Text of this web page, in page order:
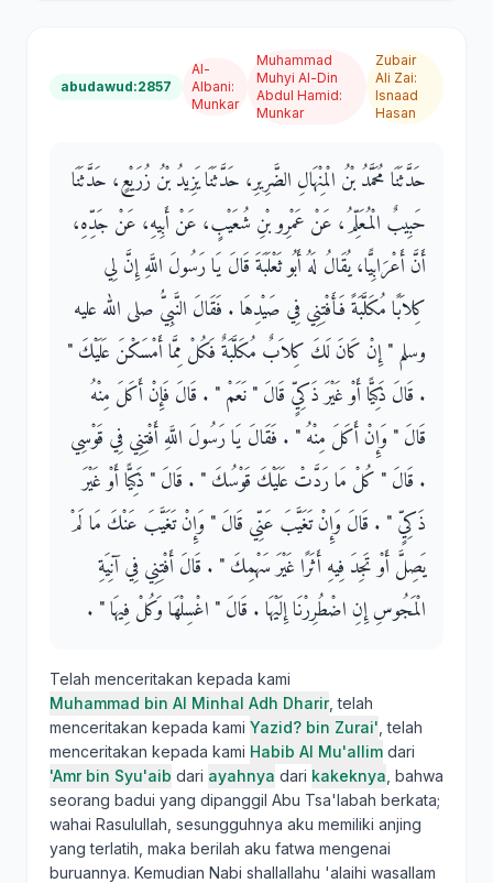
abudawud:2857
Al-
Albani:
Munkar
Muhammad
Muhyi Al-Din
Abdul Hamid:
Munkar
Zubair
Ali Zai:
Isnaad
Hasan
حَدَّثَنَا مُحَمَّدُ بْنُ الْمِنْهَالِ الضَّرِيرِ، حَدَّثَنَا يَزِيدُ بْنُ زُرَيْعٍ، حَدَّثَنَا
حَبِيبٌ الْمُعَلِّمُ، عَنْ عَمْرِو بْنِ شُعَيْبٍ، عَنْ أَبِيهِ، عَنْ جَدِّهِ،
أَنَّ أَعْرَابِيًّا، يُقَالُ لَهُ أَبُو ثَعْلَبَةَ قَالَ يَا رَسُولَ اللَّهِ إِنَّ لِي
كِلاَبًا مُكَلَّبَةً فَأَفْتِنِي فِي صَيْدِهَا ‏.‏ فَقَالَ النَّبِيُّ صلى الله عليه
وسلم ‏"‏ إِنْ كَانَ لَكَ كِلاَبٌ مُكَلَّبَةٌ فَكُلْ مِمَّا أَمْسَكْنَ عَلَيْكَ ‏"‏
‏.‏ قَالَ ذَكِيًّا أَوْ غَيْرَ ذَكِيٍّ قَالَ ‏"‏ نَعَمْ ‏"‏ ‏.‏ قَالَ فَإِنْ أَكَلَ مِنْهُ
قَالَ ‏"‏ وَإِنْ أَكَلَ مِنْهُ ‏"‏ ‏.‏ فَقَالَ يَا رَسُولَ اللَّهِ أَفْتِنِي فِي قَوْسِي
‏.‏ قَالَ ‏"‏ كُلْ مَا رَدَّتْ عَلَيْكَ قَوْسُكَ ‏"‏ ‏.‏ قَالَ ‏"‏ ذَكِيًّا أَوْ غَيْرَ
ذَكِيٍّ ‏"‏ ‏.‏ قَالَ وَإِنْ تَغَيَّبَ عَنِّي قَالَ ‏"‏ وَإِنْ تَغَيَّبَ عَنْكَ مَا لَمْ
يَصِلَّ أَوْ تَجِدَ فِيهِ أَثَرًا غَيْرَ سَهْمِكَ ‏"‏ ‏.‏ قَالَ أَفْتِنِي فِي آنِيَةِ
الْمَجُوسِ إِنِ اضْطُرِرْنَا إِلَيْهَا ‏.‏ قَالَ ‏"‏ اغْسِلْهَا وَكُلْ فِيهَا ‏"‏ ‏.‏
Telah menceritakan kepada kami
Muhammad bin Al Minhal Adh Dharir, telah
menceritakan kepada kami Yazid? bin Zurai' , telah
menceritakan kepada kami Habib Al Mu'allim dari
'Amr bin Syu'aib dari ayahnya dari kakeknya , bahwa
seorang badui yang dipanggil Abu Tsa'labah berkata;
wahai Rasulullah, sesungguhnya aku memiliki anjing
yang terlatih, maka berilah aku fatwa mengenai
buruannya. Kemudian Nabi shallallahu 'alaihi wasallam